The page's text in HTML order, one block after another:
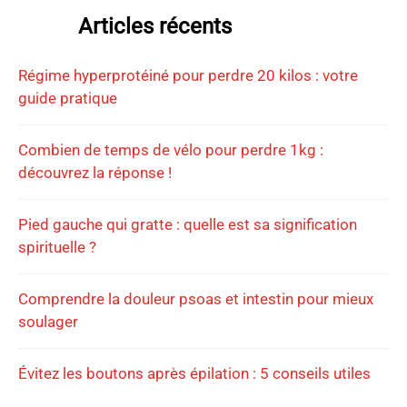
Articles récents
Régime hyperprotéiné pour perdre 20 kilos : votre
guide pratique
Combien de temps de vélo pour perdre 1kg :
découvrez la réponse !
Pied gauche qui gratte : quelle est sa signification
spirituelle ?
Comprendre la douleur psoas et intestin pour mieux
soulager
Évitez les boutons après épilation : 5 conseils utiles